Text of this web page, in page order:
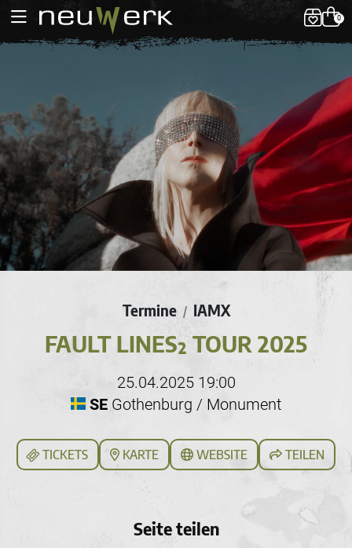
0
Termine / IAMX
FAULT LINES² TOUR 2025
25.04.2025 19:00
SE Gothenburg / Monument
TICKETS KARTE WEBSITE TEILEN
Seite teilen